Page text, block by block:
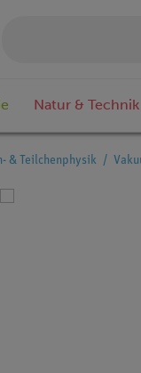
Natur & Technik
& Teilchenphysik